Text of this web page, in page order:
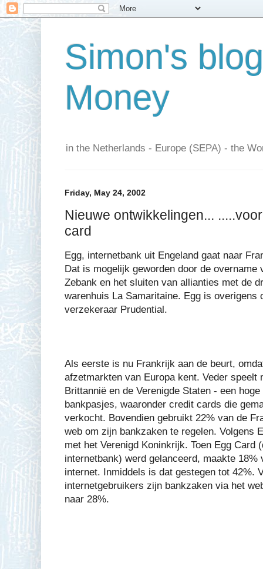
Simon's
Money
in the Netherlands - Europe (SEPA) - the
Friday, May 24, 2002
Nieuwe ontwikkelingen...
card
Egg, internetbank uit Engeland gaat naar
Dat is mogelijk geworden door de overname
Zebank en het sluiten van allianties met de
warenhuis La Samaritaine. Egg is overigens
verzekeraar Prudential.
Als eerste is nu Frankrijk aan de beurt,
afzetmarkten van Europa kent. Veder speelt
Brittannië en de Verenigde Staten - een
bankpasjes, waaronder credit cards die
verkocht. Bovendien gebruikt 22% van de
web om zijn bankzaken te regelen. Volgens
met het Verenigd Koninkrijk. Toen Egg Card
internetbank) werd gelanceerd, maakte
internet. Inmiddels is dat gestegen tot 42%.
internetgebruikers zijn bankzaken via het
naar 28%.